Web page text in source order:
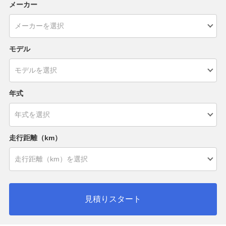
メーカー
モデル
年式
走行距離（km）
見積りスタート